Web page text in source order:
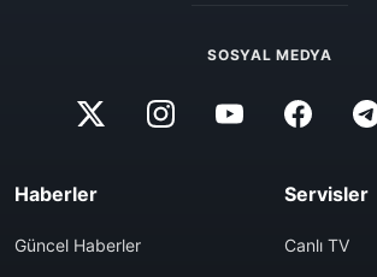
SOSYAL MEDYA
Haberler
Güncel Haberler
Servisler
Canlı TV